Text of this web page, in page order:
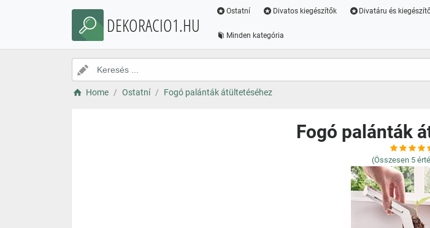
DEKORACIO1.HU
Ostatní Divatos kiegészítők Divatáru és
Minden kategória
Home Ostatní Fogó palánták átültetéséhez
Fogó palánták
(Összesen 5